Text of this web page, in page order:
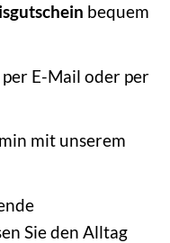
bequem
E-Mail oder per
mit unserem
Sie den Alltag